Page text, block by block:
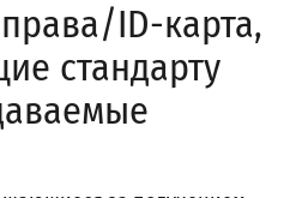
ID-карта,
стандарту